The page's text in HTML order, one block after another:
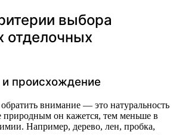
выбора
отделочных
происхождение
внимание — это натуральность
природным он кажется, тем меньше в
Например, дерево, лен, пробка,